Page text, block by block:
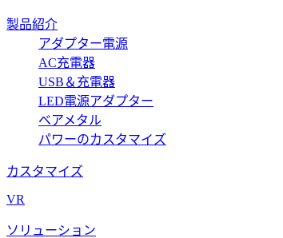
製品紹介
アダプター電源
AC充電器
USB＆充電器
LED電源アダプター
ベアメタル
パワーのカスタマイズ
カスタマイズ
VR
ソリューション